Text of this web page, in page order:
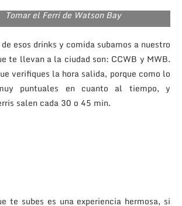
Tomar el Ferri de Watson Bay
esos drinks y comida subamos a nuestro
te llevan a la ciudad son: CCWB y MWB.
verifiques la hora salida, porque como lo
puntuales en cuanto al tiempo, y
salen cada 30 o 45 min.
te subes es una experiencia hermosa, si